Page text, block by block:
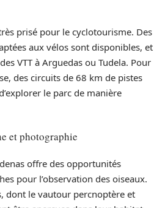
prisé pour le cyclotourisme. Des
aux vélos sont disponibles, et
VTT à Arguedas ou Tudela. Pour
des circuits de 68 km de pistes
le parc de manière
et photographie
offre des opportunités
pour l’observation des oiseaux.
dont le vautour percnoptère et